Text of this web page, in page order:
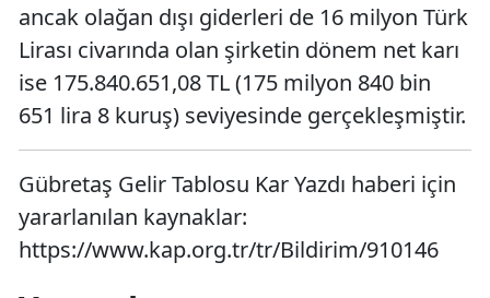
ancak olağan dışı giderleri de 16 milyon Türk
Lirası civarında olan şirketin dönem net karı
ise 175.840.651,08 TL (175 milyon 840 bin
651 lira 8 kuruş) seviyesinde gerçekleşmiştir.
Gübretaş Gelir Tablosu Kar Yazdı haberi için
yararlanılan kaynaklar:
https://www.kap.org.tr/tr/Bildirim/910146